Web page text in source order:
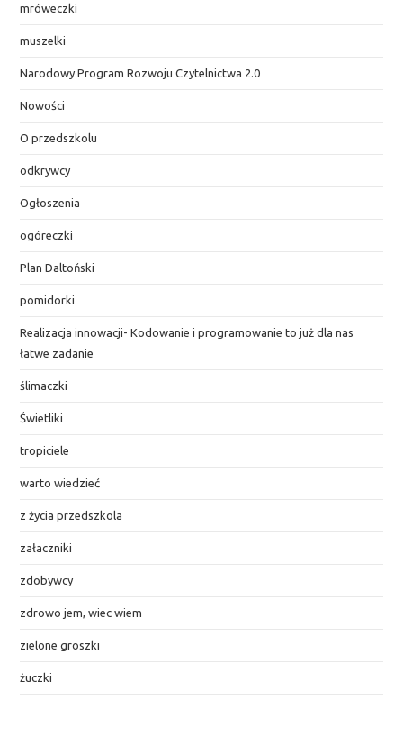
mróweczki
muszelki
Narodowy Program Rozwoju Czytelnictwa 2.0
Nowości
O przedszkolu
odkrywcy
Ogłoszenia
ogóreczki
Plan Daltoński
pomidorki
Realizacja innowacji- Kodowanie i programowanie to już dla nas
łatwe zadanie
ślimaczki
Świetliki
tropiciele
warto wiedzieć
z życia przedszkola
załaczniki
zdobywcy
zdrowo jem, wiec wiem
zielone groszki
żuczki